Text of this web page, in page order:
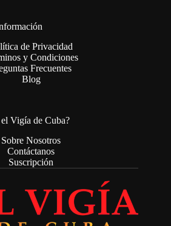
de Privacidad
y Condiciones
Frecuentes
Blog
el Vigía de Cuba?
Sobre Nosotros
Contáctanos
Suscripción